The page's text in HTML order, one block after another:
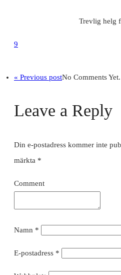
Trevlig helg
9
« Previous postNo Comments Yet.
Leave a Reply
Din e-postadress kommer inte
märkta *
Comment
Namn *
E-postadress *